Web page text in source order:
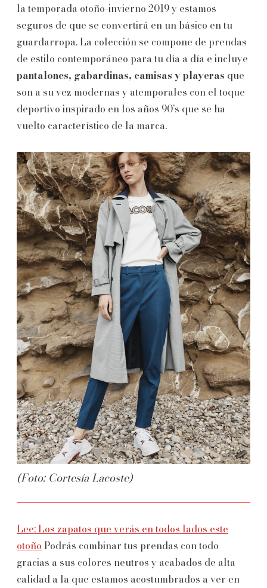
la temporada otoño-invierno 2019 y estamos
seguros de que se convertirá en un básico en tu
guardarropa. La colección se compone de prendas
de estilo contemporáneo para tu día a día e incluye
pantalones, gabardinas, camisas y playeras que
son a su vez modernas y atemporales con el toque
deportivo inspirado en los años 90’s que se ha
vuelto característico de la marca.
(Foto: Cortesía Lacoste)
Lee: Los zapatos que verás en todos lados este
otoño Podrás combinar tus prendas con todo
gracias a sus colores neutros y acabados de alta
calidad a la que estamos acostumbrados a ver en